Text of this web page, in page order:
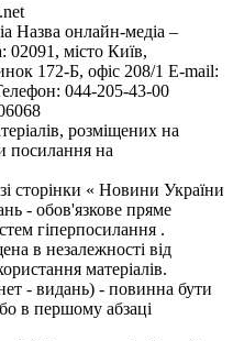
Назва онлайн-медіа –
02091, місто Київ,
172-Б, офіс 208/1 E-mail:
044-205-43-00
розміщених на
посилання на
сторінки « Новини України
- обов'язкове пряме
гіперпосилання .
в незалежності від
матеріалів.
- видань) - повинна бути
в першому абзаці